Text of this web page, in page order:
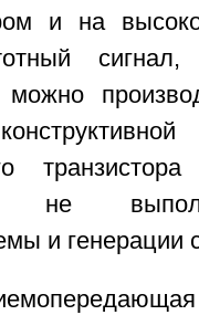
и на
можно
не
и генерации